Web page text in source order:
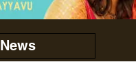
News